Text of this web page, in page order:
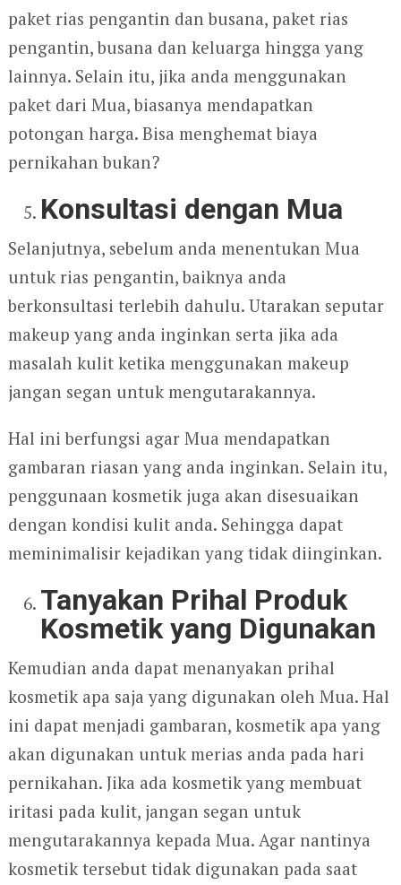
paket rias pengantin dan busana, paket rias
pengantin, busana dan keluarga hingga yang
lainnya. Selain itu, jika anda menggunakan
paket dari Mua, biasanya mendapatkan
potongan harga. Bisa menghemat biaya
pernikahan bukan?
Konsultasi dengan Mua
Selanjutnya, sebelum anda menentukan Mua
untuk rias pengantin, baiknya anda
berkonsultasi terlebih dahulu. Utarakan seputar
makeup yang anda inginkan serta jika ada
masalah kulit ketika menggunakan makeup
jangan segan untuk mengutarakannya.
Hal ini berfungsi agar Mua mendapatkan
gambaran riasan yang anda inginkan. Selain itu,
penggunaan kosmetik juga akan disesuaikan
dengan kondisi kulit anda. Sehingga dapat
meminimalisir kejadikan yang tidak diinginkan.
Tanyakan Prihal Produk
Kosmetik yang Digunakan
Kemudian anda dapat menanyakan prihal
kosmetik apa saja yang digunakan oleh Mua. Hal
ini dapat menjadi gambaran, kosmetik apa yang
akan digunakan untuk merias anda pada hari
pernikahan. Jika ada kosmetik yang membuat
iritasi pada kulit, jangan segan untuk
mengutarakannya kepada Mua. Agar nantinya
kosmetik tersebut tidak digunakan pada saat